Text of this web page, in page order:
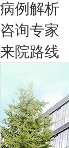
病例解析
咨询专家
来院路线